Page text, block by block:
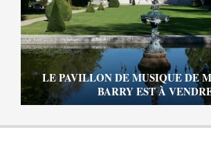
LE PAVILLON DE MUSIQUE DE
BARRY EST À